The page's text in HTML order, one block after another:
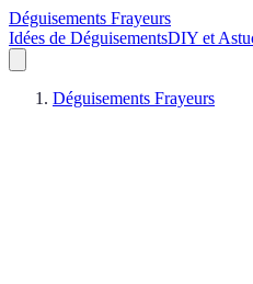
Déguisements Frayeurs
Idées de DéguisementsDIY et
Déguisements Frayeurs